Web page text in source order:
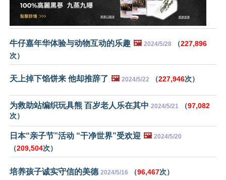
牛仔嘉年华体验与动物互动的乐趣 🖼️ 2024/5/28 （227,896
次）
天上掉下馅饼来 他却推辞了 🖼️ 2024/5/22 （227,946次）
为救助站编织玩具熊 百岁老人乐在其中 2024/5/21 （97,082
次）
日本“亲子节”活动 “干净世界”受欢迎 🖼️ 2024/5/20
（209,504次）
培养孩子诚实守信的美德 2024/5/16 （96,467次）